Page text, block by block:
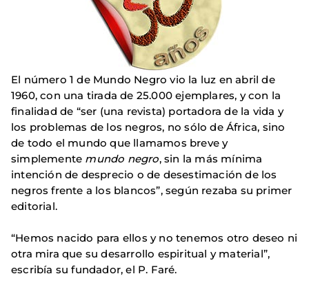
El número 1 de Mundo Negro vio la luz en abril de
1960, con una tirada de 25.000 ejemplares, y con la
finalidad de “ser (una revista) portadora de la vida y
los problemas de los negros, no sólo de África, sino
de todo el mundo que llamamos breve y
simplemente mundo negro, sin la más mínima
intención de desprecio o de desestimación de los
negros frente a los blancos”, según rezaba su primer
editorial.
“Hemos nacido para ellos y no tenemos otro deseo ni
otra mira que su desarrollo espiritual y material”,
escribía su fundador, el P. Faré.